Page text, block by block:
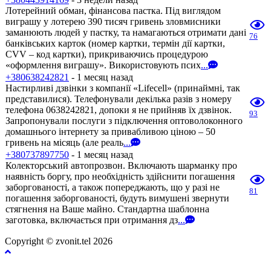
Лотерейний обман, фінансова пастка. Під виглядом
виграшу у лотерею 390 тисяч гривень зловмисники
заманюють людей у пастку, та намагаються отримати дані
банківських карток (номер картки, термін дії картки,
CVV – код картки), прикриваючись процедурою
«оформлення виграшу». Використовують псих...
76
+380638242821 - 1 месяц назад
Настирливі дзвінки з компанії «Lifecell» (принаймні, так
представилися). Телефонували декілька разів з номеру
телефона 0638242821, допоки я не прийняв їх дзвінок.
Запропонували послуги з підключення оптоволоконного
домашнього інтернету за привабливою ціною – 50
гривень на місяць (але реаль...
93
+380737897750 - 1 месяц назад
Колекторський автопрозвон. Включають шарманку про
наявність боргу, про необхідність здійснити погашення
заборгованості, а також попереджають, що у разі не
погашення заборгованості, будуть вимушені звернути
стягнення на Ваше майно. Стандартна шаблонна
заготовка, включається при отримання дз...
81
Copyright © zvonit.tel 2026